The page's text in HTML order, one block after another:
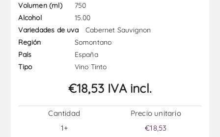
Volumen (ml)
750
Alcohol
15.00
Variedades de uva
Cabernet Sauvignon
Región
Somontano
País
España
Tipo
Vino Tinto
€18,53 IVA incl.
Cantidad
1+
Precio unitario
€18,53